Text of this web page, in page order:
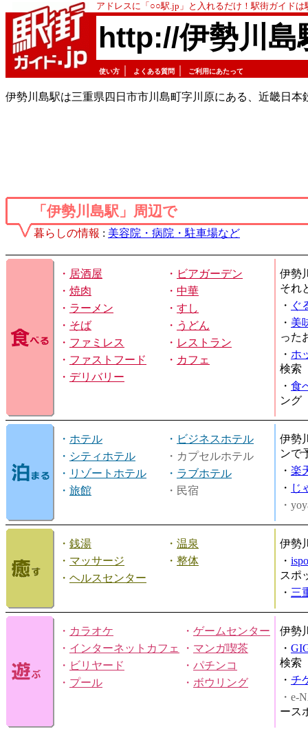
アドレスに「○○駅.jp」と入れるだけ！駅街ガイド
http://伊勢川島
使い方 よくある質問 ご利用にあたって
伊勢川島駅は三重県四日市市川島町字川原にある、近畿日本
「伊勢川島駅」周辺で
暮らしの情報 : 美容院・病院・駐車場など
・ 居酒屋 ・ ビアガーデン
・ 焼肉 ・ 中華
・ ラーメン ・ すし
・ そば ・ うどん
・ ファミレス ・ レストラン
・ ファストフード ・ カフェ
・ デリバリー
伊勢
それ
・ ぐ
・ 美
った
・ ホ
検索
・ 食
ング
・ ホテル ・ ビジネスホテル
・ シティホテル
・カプセルホテル
・ リゾートホテル ・ ラブホテル
・ 旅館 ・民宿
伊勢
ンで
・ 楽
・ じ
・
・ 銭湯 ・ 温泉
・ マッサージ ・ 整体
・ ヘルスセンター
伊勢
・
スポ
・ 三
・ カラオケ ・ ゲームセンター
・ インターネットカフェ ・ マンガ喫茶
・ ビリヤード ・ パチンコ
・ プール ・ ボウリング
伊勢
・
検索
・ チ
・e-
ース